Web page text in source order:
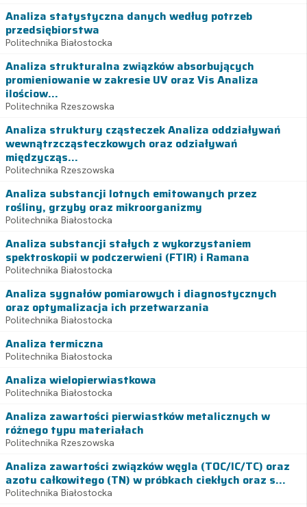
Analiza statystyczna danych według potrzeb
przedsiębiorstwa
Politechnika Białostocka
Analiza strukturalna związków absorbujących
promieniowanie w zakresie UV oraz Vis Analiza
ilościow...
Politechnika Rzeszowska
Analiza struktury cząsteczek Analiza oddziaływań
wewnątrzcząsteczkowych oraz odziaływań
międzycząs...
Politechnika Rzeszowska
Analiza substancji lotnych emitowanych przez
rośliny, grzyby oraz mikroorganizmy
Politechnika Białostocka
Analiza substancji stałych z wykorzystaniem
spektroskopii w podczerwieni (FTIR) i Ramana
Politechnika Białostocka
Analiza sygnałów pomiarowych i diagnostycznych
oraz optymalizacja ich przetwarzania
Politechnika Białostocka
Analiza termiczna
Politechnika Białostocka
Analiza wielopierwiastkowa
Politechnika Białostocka
Analiza zawartości pierwiastków metalicznych w
różnego typu materiałach
Politechnika Rzeszowska
Analiza zawartości związków węgla (TOC/IC/TC) oraz
azotu całkowitego (TN) w próbkach ciekłych oraz s...
Politechnika Białostocka